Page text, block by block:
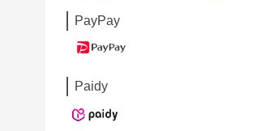
PayPay
Paidy